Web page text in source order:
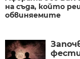
на съда, който
обвиняемите